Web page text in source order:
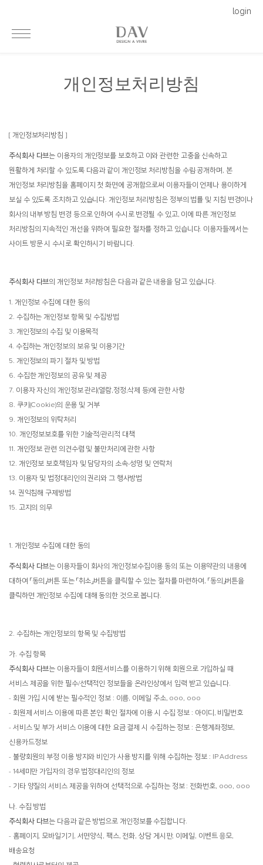
login
개인정보처리방침
[ 개인정보처리방침 ]
주식회사 다브는 이용자의 개인정보를 보호하고 이와 관련한 고충을 신속하고
원활하게 처리할 수 있도록 다음과 같이 개인정보 처리방침을 수립·공개하며, 본
개인정보 처리방침을 홈페이지 첫 화면에 공개함으로써 이용자들이 언제나 용이하게
보실 수 있도록 조치하고 있습니다. 개인정보 처리방침은 정부의 법률 및 지침 변경이나
회사의 내부 방침 변경 등으로 인하여 수시로 변경될 수 있고, 이에 따른 개인정보
처리방침의 지속적인 개선을 위하여 필요한 절차를 정하고 있습니다. 이용자들께서는
사이트 방문 시 수시로 확인하시기 바랍니다.
주식회사 다브의 개인정보 처리방침은 다음과 같은 내용을 담고 있습니다.
1. 개인정보 수집에 대한 동의
2. 수집하는 개인정보 항목 및 수집방법
3. 개인정보의 수집 및 이용목적
4. 수집하는 개인정보의 보유 및 이용기간
5. 개인정보의 파기 절차 및 방법
6. 수집한 개인정보의 공유 및 제공
7. 이용자 자신의 개인정보 관리(열람,정정,삭제 등)에 관한 사항
8. 쿠키(Cookie)의 운용 및 거부
9. 개인정보의 위탁처리
10. 개인정보보호를 위한 기술적/관리적 대책
11. 개인정보 관련 의견수렴 및 불만처리에 관한 사항
12. 개인정보 보호책임자 및 담당자의 소속-성명 및 연락처
13. 이용자 및 법정대리인의 권리와 그 행사방법
14. 권익침해 구제방법
15. 고지의 의무
1. 개인정보 수집에 대한 동의
주식회사 다브는 이용자들이 회사의 개인정보수집이용 동의 또는 이용약관의 내용에
대하여 「동의」버튼 또는 「취소」버튼을 클릭할 수 있는 절차를 마련하여, 「동의」버튼을
클릭하면 개인정보 수집에 대해 동의한 것으로 봅니다.
2. 수집하는 개인정보의 항목 및 수집방법
가. 수집 항목
주식회사 다브는 이용자들이 회원서비스를 이용하기 위해 회원으로 가입하실 때
서비스 제공을 위한 필수/선택적인 정보들을 온라인상에서 입력 받고 있습니다.
- 회원 가입 시에 받는 필수적인 정보 : 이름, 이메일 주소, ooo, ooo
- 회원제 서비스 이용에 따른 본인 확인 절차에 이용 시 수집 정보 : 아이디, 비밀번호
- 서비스 및 부가 서비스 이용에 대한 요금 결제 시 수집하는 정보 : 은행계좌정보,
신용카드정보
- 불량회원의 부정 이용 방지와 비인가 사용 방지를 위해 수집하는 정보 : IP Address
- 14세미만 가입자의 경우 법정대리인의 정보
- 기타 양질의 서비스 제공을 위하여 선택적으로 수집하는 정보 : 전화번호, ooo, ooo
나. 수집 방법
주식회사 다브는 다음과 같은 방법으로 개인정보를 수집합니다.
- 홈페이지, 모바일기기, 서면양식, 팩스, 전화, 상담 게시판, 이메일, 이벤트 응모,
배송요청